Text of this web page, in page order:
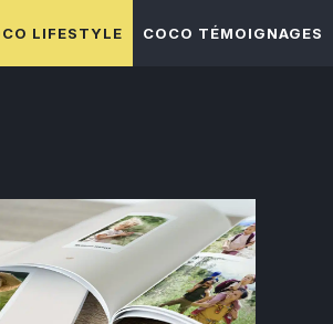
LIFESTYLE COCO TÉMOIGNAGES